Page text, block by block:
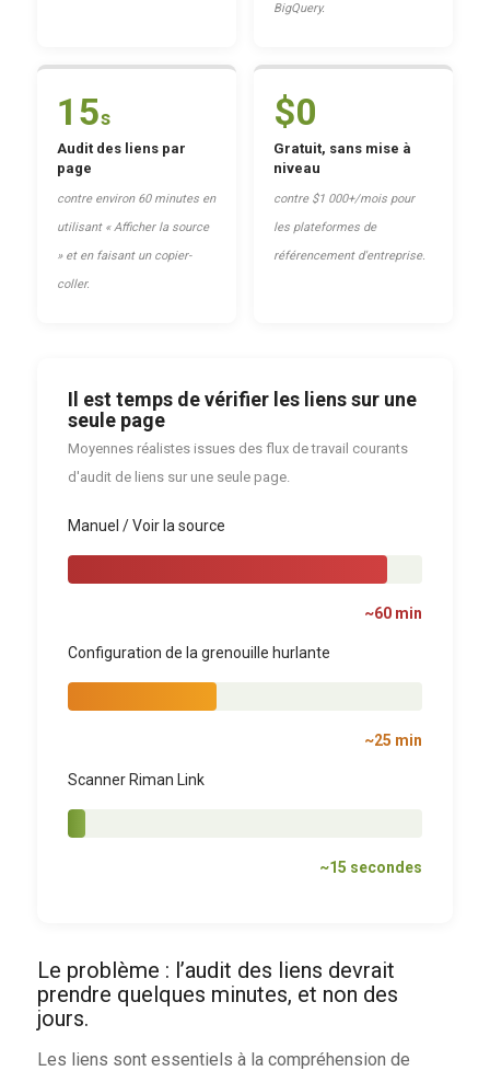
BigQuery.
15s
Audit des liens par
page
contre environ 60 minutes en
utilisant « Afficher la source
» et en faisant un copier-
coller.
$0
Gratuit, sans mise à
niveau
contre $1 000+/mois pour
les plateformes de
référencement d'entreprise.
Il est temps de vérifier les liens sur une
seule page
Moyennes réalistes issues des flux de travail courants
d'audit de liens sur une seule page.
Manuel / Voir la source
~60 min
Configuration de la grenouille hurlante
~25 min
Scanner Riman Link
~15 secondes
Le problème : l’audit des liens devrait
prendre quelques minutes, et non des
jours.
Les liens sont essentiels à la compréhension de